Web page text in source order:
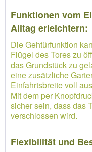
Funktionen vom
Alltag erleichtern:
Die Gehtürfunktion
Flügel des Tores zu
das Grundstück zu
eine zusätzliche
Einfahrtsbreite voll
Mit dem per
sicher sein, dass das
verschlossen wird.
Flexibilität und